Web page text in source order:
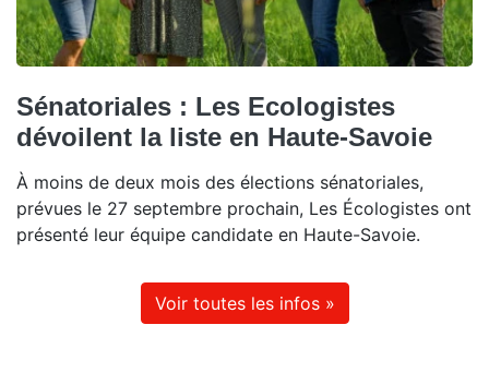
Sénatoriales : Les Ecologistes
dévoilent la liste en Haute-Savoie
À moins de deux mois des élections sénatoriales,
prévues le 27 septembre prochain, Les Écologistes ont
présenté leur équipe candidate en Haute-Savoie.
Voir toutes les infos »